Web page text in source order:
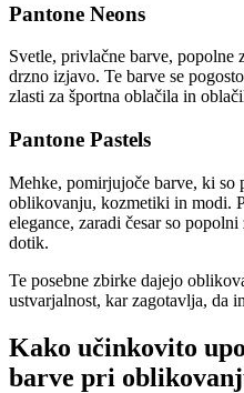
Pantone Neons
Svetle, privlačne barve, popolne
drzno izjavo. Te barve se
zlasti za športna oblačila in
Pantone Pastels
Mehke, pomirjujoče barve, ki so
oblikovanju, kozmetiki in modi.
elegance, zaradi česar so
dotik.
Te posebne zbirke dajejo
ustvarjalnost, kar zagotavlja, da
Kako učinkovito
barve pri